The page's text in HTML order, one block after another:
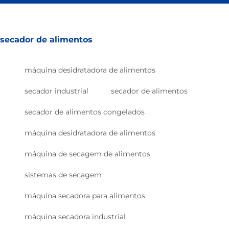
secador de alimentos
máquina desidratadora de alimentos
secador industrial secador de alimentos
secador de alimentos congelados
máquina desidratadora de alimentos
máquina de secagem de alimentos
sistemas de secagem
máquina secadora para alimentos
máquina secadora industrial